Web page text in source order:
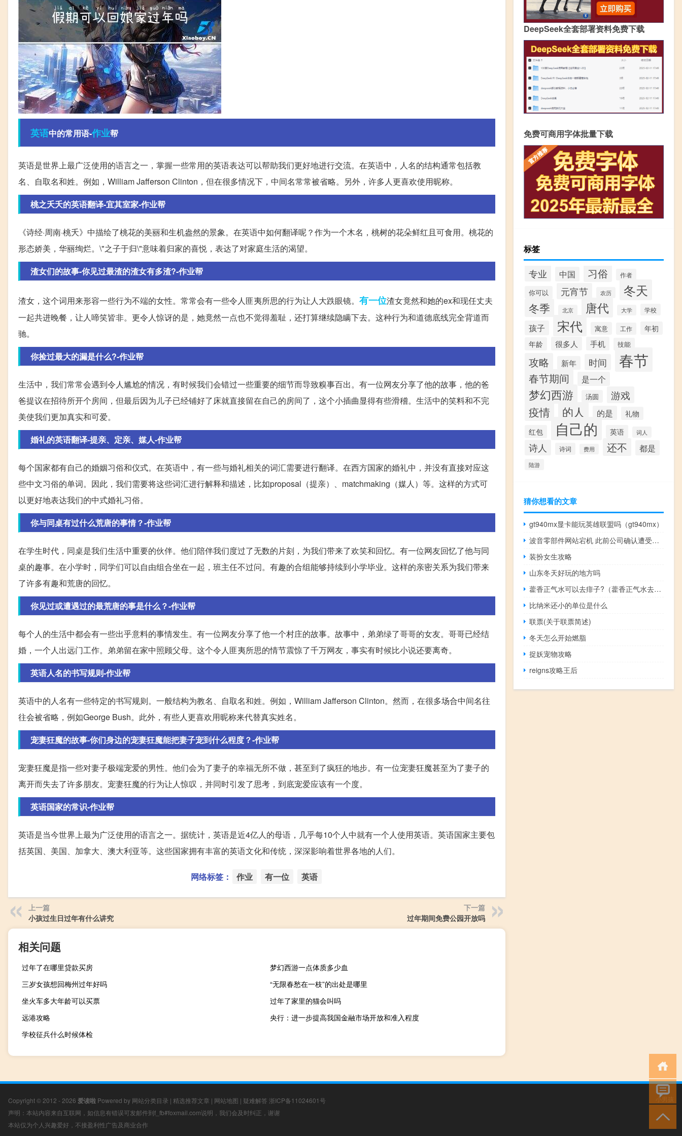
英语中的常用语-作业帮
英语是世界上最广泛使用的语言之一，掌握一些常用的英语表达可以帮助我们更好地进行交流。在英语中，人名的结构通常包括教
名、自取名和姓。例如，William Jafferson Clinton，但在很多情况下，中间名常常被省略。另外，许多人更喜欢使用昵称。
桃之夭夭的英语翻译-宜其室家-作业帮
《诗经·周南·桃夭》中描绘了桃花的美丽和生机盎然的景象。在英语中如何翻译呢？作为一个木名，桃树的花朵鲜红且可食用。桃花的
形态娇美，华丽绚烂。\"之子于归\"意味着归家的喜悦，表达了对家庭生活的渴望。
渣女们的故事-你见过最渣的渣女有多渣?-作业帮
渣女，这个词用来形容一些行为不端的女性。常常会有一些令人匪夷所思的行为让人大跌眼镜。 有一位渣女竟然和她的ex和现任丈夫
一起共进晚餐，让人啼笑皆非。更令人惊讶的是，她竟然一点也不觉得羞耻，还打算继续隐瞒下去。这种行为和道德底线完全背道而
驰。
你捡过最大的漏是什么?-作业帮
生活中，我们常常会遇到令人尴尬的情况，有时候我们会错过一些重要的细节而导致糗事百出。有一位网友分享了他的故事，他的爸
爸提议在招待所开个房间，但最后因为儿子已经铺好了床就直接留在自己的房间了，这个小插曲显得有些滑稽。生活中的笑料和不完
美使我们更加真实和可爱。
婚礼的英语翻译-提亲、定亲、媒人-作业帮
每个国家都有自己的婚姻习俗和仪式。在英语中，有一些与婚礼相关的词汇需要进行翻译。在西方国家的婚礼中，并没有直接对应这
些中文习俗的单词。因此，我们需要将这些词汇进行解释和描述，比如proposal（提亲）、matchmaking（媒人）等。这样的方式可
以更好地表达我们的中式婚礼习俗。
你与同桌有过什么荒唐的事情？-作业帮
在学生时代，同桌是我们生活中重要的伙伴。他们陪伴我们度过了无数的片刻，为我们带来了欢笑和回忆。有一位网友回忆了他与同
桌的趣事。在小学时，同学们可以自由组合坐在一起，班主任不过问。有趣的合组能够持续到小学毕业。这样的亲密关系为我们带来
了许多有趣和荒唐的回忆。
你见过或遭遇过的最荒唐的事是什么？-作业帮
每个人的生活中都会有一些出乎意料的事情发生。有一位网友分享了他一个村庄的故事。故事中，弟弟绿了哥哥的女友。哥哥已经结
婚，一个人出远门工作。弟弟留在家中照顾父母。这个令人匪夷所思的情节震惊了千万网友，事实有时候比小说还要离奇。
英语人名的书写规则-作业帮
英语中的人名有一些特定的书写规则。一般结构为教名、自取名和姓。例如，William Jafferson Clinton。然而，在很多场合中间名往
往会被省略，例如George Bush。此外，有些人更喜欢用昵称来代替真实姓名。
宠妻狂魔的故事-你们身边的宠妻狂魔能把妻子宠到什么程度？-作业帮
宠妻狂魔是指一些对妻子极端宠爱的男性。他们会为了妻子的幸福无所不做，甚至到了疯狂的地步。有一位宠妻狂魔甚至为了妻子的
离开而失去了许多朋友。宠妻狂魔的行为让人惊叹，并同时引发了思考，到底宠爱应该有一个度。
英语国家的常识-作业帮
英语是当今世界上最为广泛使用的语言之一。据统计，英语是近4亿人的母语，几乎每10个人中就有一个人使用英语。英语国家主要包
括英国、美国、加拿大、澳大利亚等。这些国家拥有丰富的英语文化和传统，深深影响着世界各地的人们。
网络标签： 作业 有一位 英语
上一篇
小孩过生日过年有什么讲究
下一篇
过年期间免费公园开放吗
相关问题
过年了在哪里贷款买房
梦幻西游一点体质多少血
三岁女孩想回梅州过年好吗
“无限春愁在一枝”的出处是哪里
坐火车多大年龄可以买票
过年了家里的猫会叫吗
远港攻略
央行：进一步提高我国金融市场开放和准入程度
学校征兵什么时候体检
DeepSeek全套部署资料免费下载
免费可商用字体批量下载
标签
专业 中国 习俗 作者
你可以 元宵节 农历 冬天
冬季 北京 唐代 大学 学校
孩子 宋代 寓意 工作
年初
年龄
很多人 手机 技能
攻略 新年 时间 春节
春节期间 是一个
梦幻西游 汤圆 游戏
疫情 的人 的是
礼物
红包
自己的 英语 词人
诗人 诗词 费用 还不 都是
陆游
猜你想看的文章
gt940mx显卡能玩英雄联盟吗（gt940mx）
波音零部件网站宕机 此前公司确认遭受网络攻击
装扮女生攻略
山东冬天好玩的地方吗
藿香正气水可以去痱子?（藿香正气水去痱子效果）
比纳米还小的单位是什么
联票(关于联票简述)
冬天怎么开始燃脂
捉妖宠物攻略
reigns攻略王后
Copyright © 2012 - 2026 爱读啦 Powered by 网站分类目录 | 精选推荐文章 | 网站地图 | 疑难解答 浙ICP备11024601号
声明：本站内容来自互联网，如信息有错误可发邮件到f_fb#foxmail.com说明，我们会及时纠正，谢谢
本站仅为个人兴趣爱好，不接盈利性广告及商业合作
小男孩